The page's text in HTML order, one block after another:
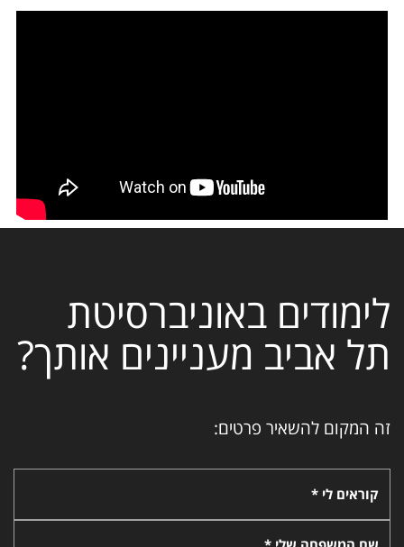
לימודים באוניברסיטת
תל אביב מעניינים אותך?
זה המקום להשאיר פרטים:
קוראים לי *